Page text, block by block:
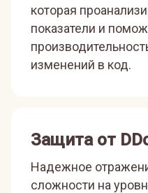
которая
показатели и
изменений в код.
Защита от
Надежное
сложности на